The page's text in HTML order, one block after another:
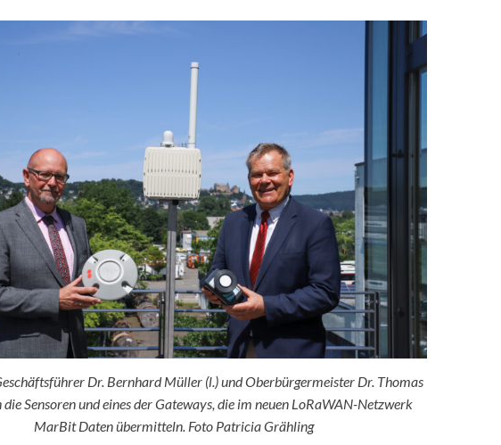
Dr. Bernhard Müller (l.) und Oberbürgermeister Dr. Thomas
die Sensoren und eines der Gateways, die im neuen LoRaWAN-Netzwerk
MarBit Daten übermitteln. Foto Patricia Grähling